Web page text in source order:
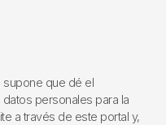
supone que dé el
personales para la
a través de este portal y,